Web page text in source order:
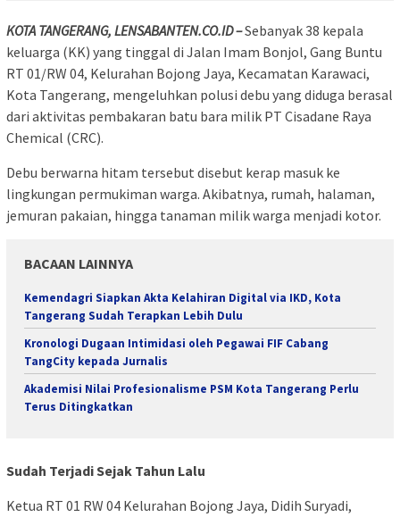
KOTA TANGERANG, LENSABANTEN.CO.ID –Sebanyak 38 kepala
keluarga (KK) yang tinggal di Jalan Imam Bonjol, Gang Buntu
RT 01/RW 04, Kelurahan Bojong Jaya, Kecamatan Karawaci,
Kota Tangerang, mengeluhkan polusi debu yang diduga berasal
dari aktivitas pembakaran batu bara milik PT Cisadane Raya
Chemical (CRC).
Debu berwarna hitam tersebut disebut kerap masuk ke
lingkungan permukiman warga. Akibatnya, rumah, halaman,
jemuran pakaian, hingga tanaman milik warga menjadi kotor.
BACAAN LAINNYA
Kemendagri Siapkan Akta Kelahiran Digital via IKD, Kota
Tangerang Sudah Terapkan Lebih Dulu
Kronologi Dugaan Intimidasi oleh Pegawai FIF Cabang
TangCity kepada Jurnalis
Akademisi Nilai Profesionalisme PSM Kota Tangerang Perlu
Terus Ditingkatkan
Sudah Terjadi Sejak Tahun Lalu
Ketua RT 01 RW 04 Kelurahan Bojong Jaya, Didih Suryadi,